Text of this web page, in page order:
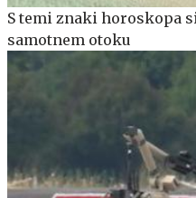
S temi znaki horoskopa
samotnem otoku